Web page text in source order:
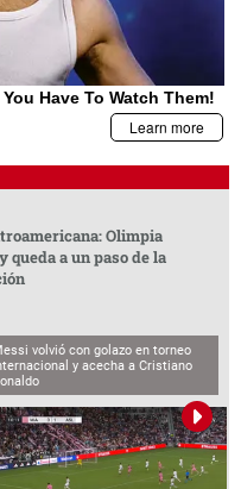
Olimpia
queda a un paso de la
volvió con golazo en torneo
y acecha a Cristiano